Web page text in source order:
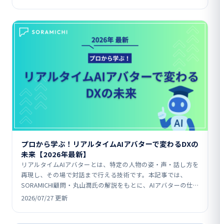
プロから学ぶ！リアルタイムAIアバターで変わるDXの
未来【2026年最新】
リアルタイムAIアバターとは、特定の人物の姿・声・話し方を
再現し、その場で対話まで行える技術です。本記事では、
SORAMICHI顧問・丸山潤氏の解説をもとに、AIアバターの仕
組みや、メディア・公共インフラ・企業研修などの…
2026/07/27 更新